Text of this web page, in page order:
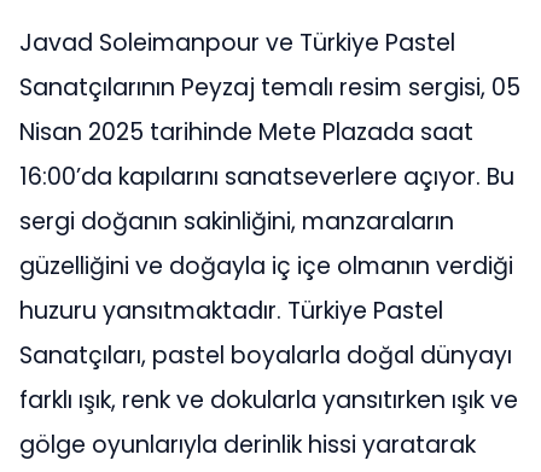
Javad Soleimanpour ve Türkiye Pastel
Sanatçılarının Peyzaj temalı resim sergisi, 05
Nisan 2025 tarihinde Mete Plazada saat
16:00’da kapılarını sanatseverlere açıyor. Bu
sergi doğanın sakinliğini, manzaraların
güzelliğini ve doğayla iç içe olmanın verdiği
huzuru yansıtmaktadır. Türkiye Pastel
Sanatçıları, pastel boyalarla doğal dünyayı
farklı ışık, renk ve dokularla yansıtırken ışık ve
gölge oyunlarıyla derinlik hissi yaratarak